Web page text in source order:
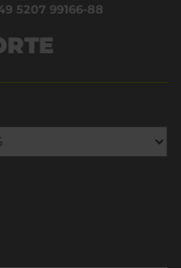
5207 99166-88